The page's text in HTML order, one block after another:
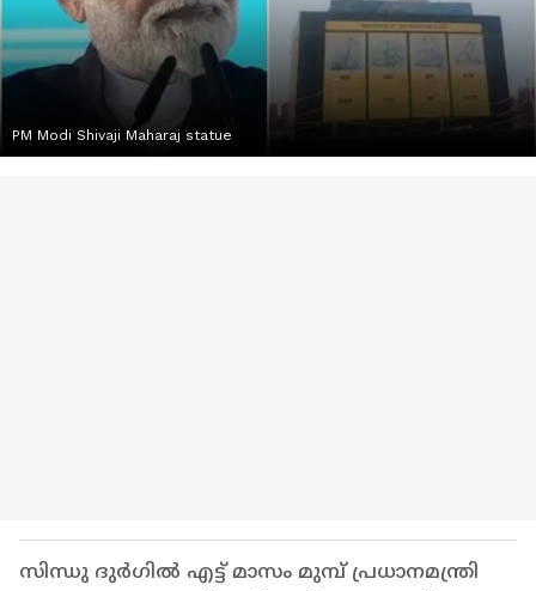
PM Modi Shivaji Maharaj statue
സിന്ധു ദുർഗിൽ എട്ട് മാസം മുമ്പ് പ്രധാനമന്ത്രി